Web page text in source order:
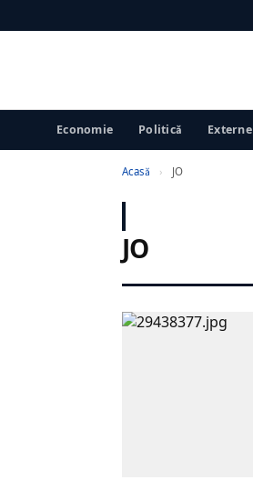
Economie Politică Externe
Acasă › JO
JO